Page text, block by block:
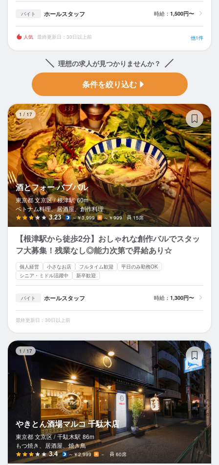
バイト ホールスタッフ 時給： 1,500円〜
人気 最終更新日：30日以上前 他1件
理想の求人が見つかりませんか？
条件を絞り込む
1 / 17
酒とフォー バブバル
東京都 文京区 / 根津駅 60m
ベトナム料理、居酒屋、創作料理
3.23 ～￥3,999 ～￥999 15席
【根津駅から徒歩2分】おしゃれな創作バルでスタッ
フ大募集！残業なし◎能力次第で昇給あり☆
個人経営 小さなお店 フルタイム歓迎
平日のみ勤務OK
シニア・ミドル活躍中
新卒歓迎
バイト ホールスタッフ 時給： 1,300円〜
最終更新日：30日以上前
1 / 17
やきとん酒場マルコ 千駄木店
東京都 文京区 / 千駄木駅 86m
もつ焼き、居酒屋、焼き鳥
3.4 ～￥2,999 － 60席